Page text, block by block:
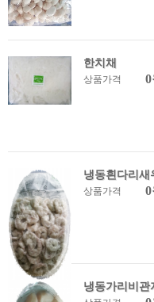
한치채
상품가격 0
냉동흰다리
상품가격 0
냉동가리비관